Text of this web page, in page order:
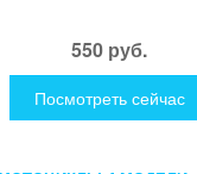
550 руб.
Посмотреть сейчас